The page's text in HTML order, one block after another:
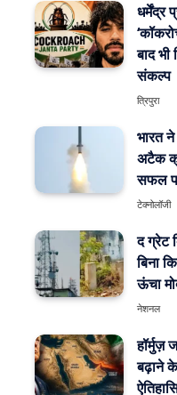
धर्मेंद्र
बाद भी
संकल्प
त्रिपुरा
भारत
अटैक
सफल
टेक्नोलॉजी
द ग्रेट
बिना
ऊंचा
नेशनल
हॉर्मुज़
बढ़ाने